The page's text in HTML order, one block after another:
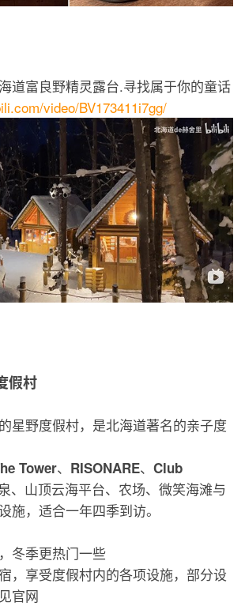
道富良野精灵露台.寻找属于你的童话
video/BV173411i7gg/
假村
星野度假村，是北海道著名的亲子度
Tower、 RISONARE、 Club
、山顶云海平台、农场、微笑海滩与
施，适合一年四季到访。
冬季更热门一些
，享受度假村内的各项设施，部分设
官网